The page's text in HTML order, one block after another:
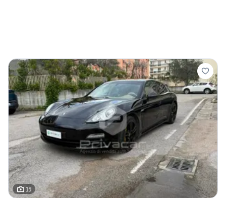
15